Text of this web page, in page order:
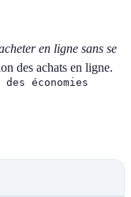
en ligne sans se
des achats en ligne.
économies